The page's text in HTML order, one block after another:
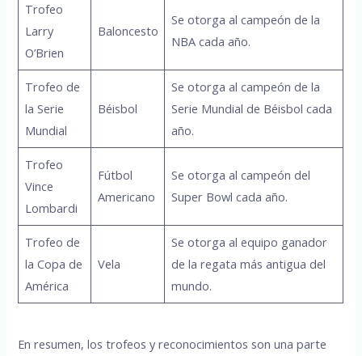
Trofeo
Larry
O’Brien
Baloncesto
Se otorga al campeón de la
NBA cada año.
Trofeo de
la Serie
Mundial
Béisbol
Se otorga al campeón de la
Serie Mundial de Béisbol cada
año.
Trofeo
Vince
Lombardi
Fútbol
Americano
Se otorga al campeón del
Super Bowl cada año.
Trofeo de
la Copa de
América
Vela
Se otorga al equipo ganador
de la regata más antigua del
mundo.
En resumen, los trofeos y reconocimientos son una parte